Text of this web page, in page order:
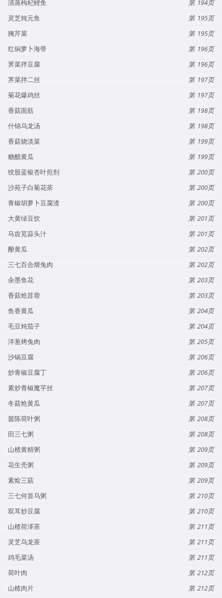
清蒸枸杞鲤鱼
194
灵芝炖元鱼
195
腌芹菜
195
红焖萝卜海带
196
荠菜拌豆腐
196
荠菜拌二丝
197
菊花爆鸡丝
197
香菇面筋
198
什锦乌龙汤
198
香菇烧淡菜
199
糖醋黄瓜
199
绞股蓝银杏叶煎剂
200
沙苑子白菊花茶
200
青椒胡萝卜豆腐渣
200
大黄绿豆饮
201
马齿苋蒜头汁
201
酿黄瓜
202
三七百合煨兔肉
202
汆墨鱼花
203
香菇炝苜蓿
203
鱼香黄瓜
204
毛豆炖茄子
204
洋葱烤兔肉
205
沙锅豆腐
206
炒青椒豆腐丁
206
素炒青椒魔芋丝
207
冬菇炝黄瓜
207
茵陈荷叶粥
208
田三七粥
208
山楂黄精粥
209
花生壳粥
209
素烩三菇
209
三七何首乌粥
210
双耳炒豆腐
210
山楂荷泽茶
211
灵芝乌龙茶
211
鸡毛菜汤
211
荷叶肉
212
山楂肉片
212